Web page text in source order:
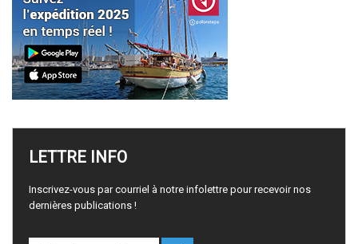
LETTRE INFO
Inscrivez-vous par courriel à notre infolettre pour recevoir nos
dernières publications !